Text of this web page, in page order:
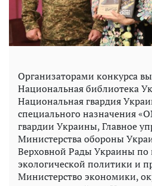
Организаторами конкурса
Национальная библиотека
Национальная гвардия
специального назначения
гвардии Украины, Главное
Министерства обороны
Верховной Рады Украины по
экологической политики и
Министерство экономики,